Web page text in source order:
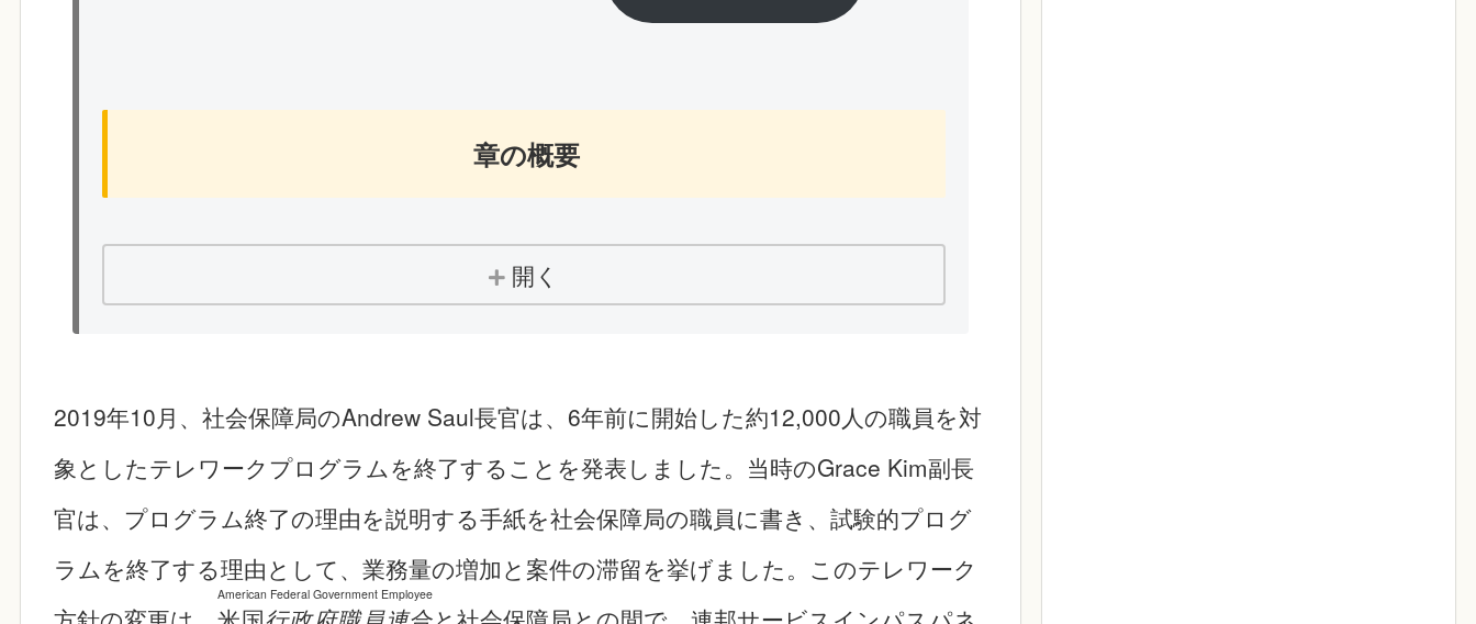
章の概要
開く
2019年10月、社会保障局のAndrew Saul長官は、6年前に開始した約12,000人の職員を対
象としたテレワークプログラムを終了することを発表しました。当時のGrace Kim副長
官は、プログラム終了の理由を説明する手紙を社会保障局の職員に書き、試験的プログ
ラムを終了する理由として、業務量の増加と案件の滞留を挙げました。このテレワーク
American Federal Government Employee